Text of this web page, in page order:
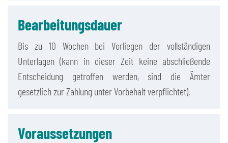
Bearbeitungsdauer
Bis zu 10 Wochen bei Vorliegen der vollständigen
Unterlagen (kann in dieser Zeit keine abschließende
Entscheidung getroffen werden, sind die Ämter
gesetzlich zur Zahlung unter Vorbehalt verpflichtet).
Voraussetzungen